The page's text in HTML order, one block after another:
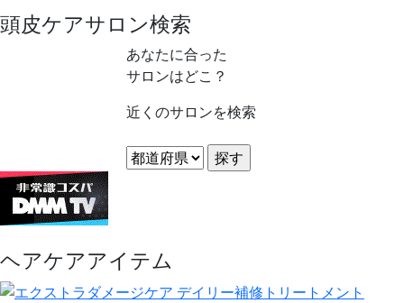
頭皮ケアサロン検索
あなたに合った
サロンはどこ？
近くのサロンを検索
ヘアケアアイテム